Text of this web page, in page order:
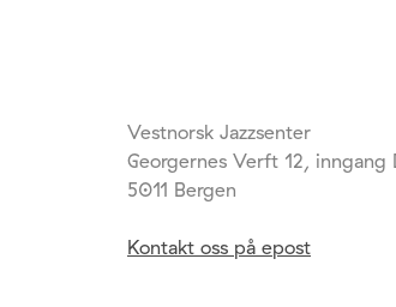
Vestnorsk Jazzsenter
Georgernes Verft 12, inngang
5011 Bergen
Kontakt oss på epost